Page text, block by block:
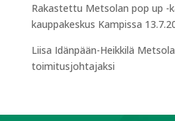
Rakastettu Metsolan pop up -
kauppakeskus Kampissa
Liisa Idänpään-Heikkilä
toimitusjohtajaksi